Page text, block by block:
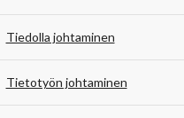
Tiedolla johtaminen
Tietotyön johtaminen